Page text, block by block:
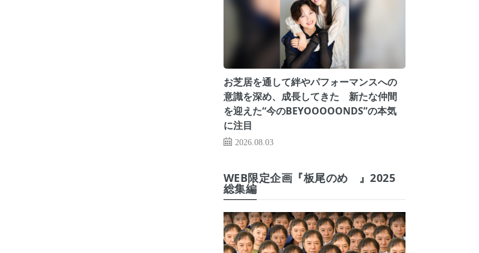
お芝居を通して絆やパフォーマンスへの
意識を深め、成長してきた 新たな仲間
を迎えた“今のBEYOOOOONDS”の本気
に注目
2026.08.03
WEB限定企画『板尾のめ゙』2025
総集編